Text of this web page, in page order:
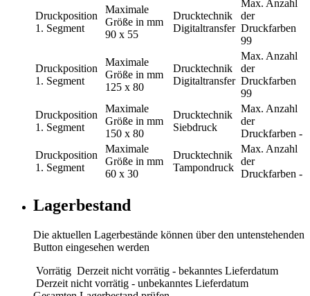
Druckposition
1. Segment
Maximale
Größe in mm
90 x 55
Drucktechnik
Digitaltransfer
Max. Anzahl
der
Druckfarben
99
Druckposition
1. Segment
Maximale
Größe in mm
125 x 80
Drucktechnik
Digitaltransfer
Max. Anzahl
der
Druckfarben
99
Druckposition
1. Segment
Maximale
Größe in mm
150 x 80
Drucktechnik
Siebdruck
Max. Anzahl
der
Druckfarben -
Druckposition
1. Segment
Maximale
Größe in mm
60 x 30
Drucktechnik
Tampondruck
Max. Anzahl
der
Druckfarben -
Lagerbestand
Die aktuellen Lagerbestände können über den untenstehenden
Button eingesehen werden
Vorrätig Derzeit nicht vorrätig - bekanntes Lieferdatum
Derzeit nicht vorrätig - unbekanntes Lieferdatum